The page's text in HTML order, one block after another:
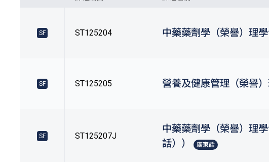
SF ST125204 中藥藥劑學（榮譽）理
SF ST125205 營養及健康管理（榮譽
SF ST125207J
中藥藥劑學（榮譽）理
話）） 廣東話